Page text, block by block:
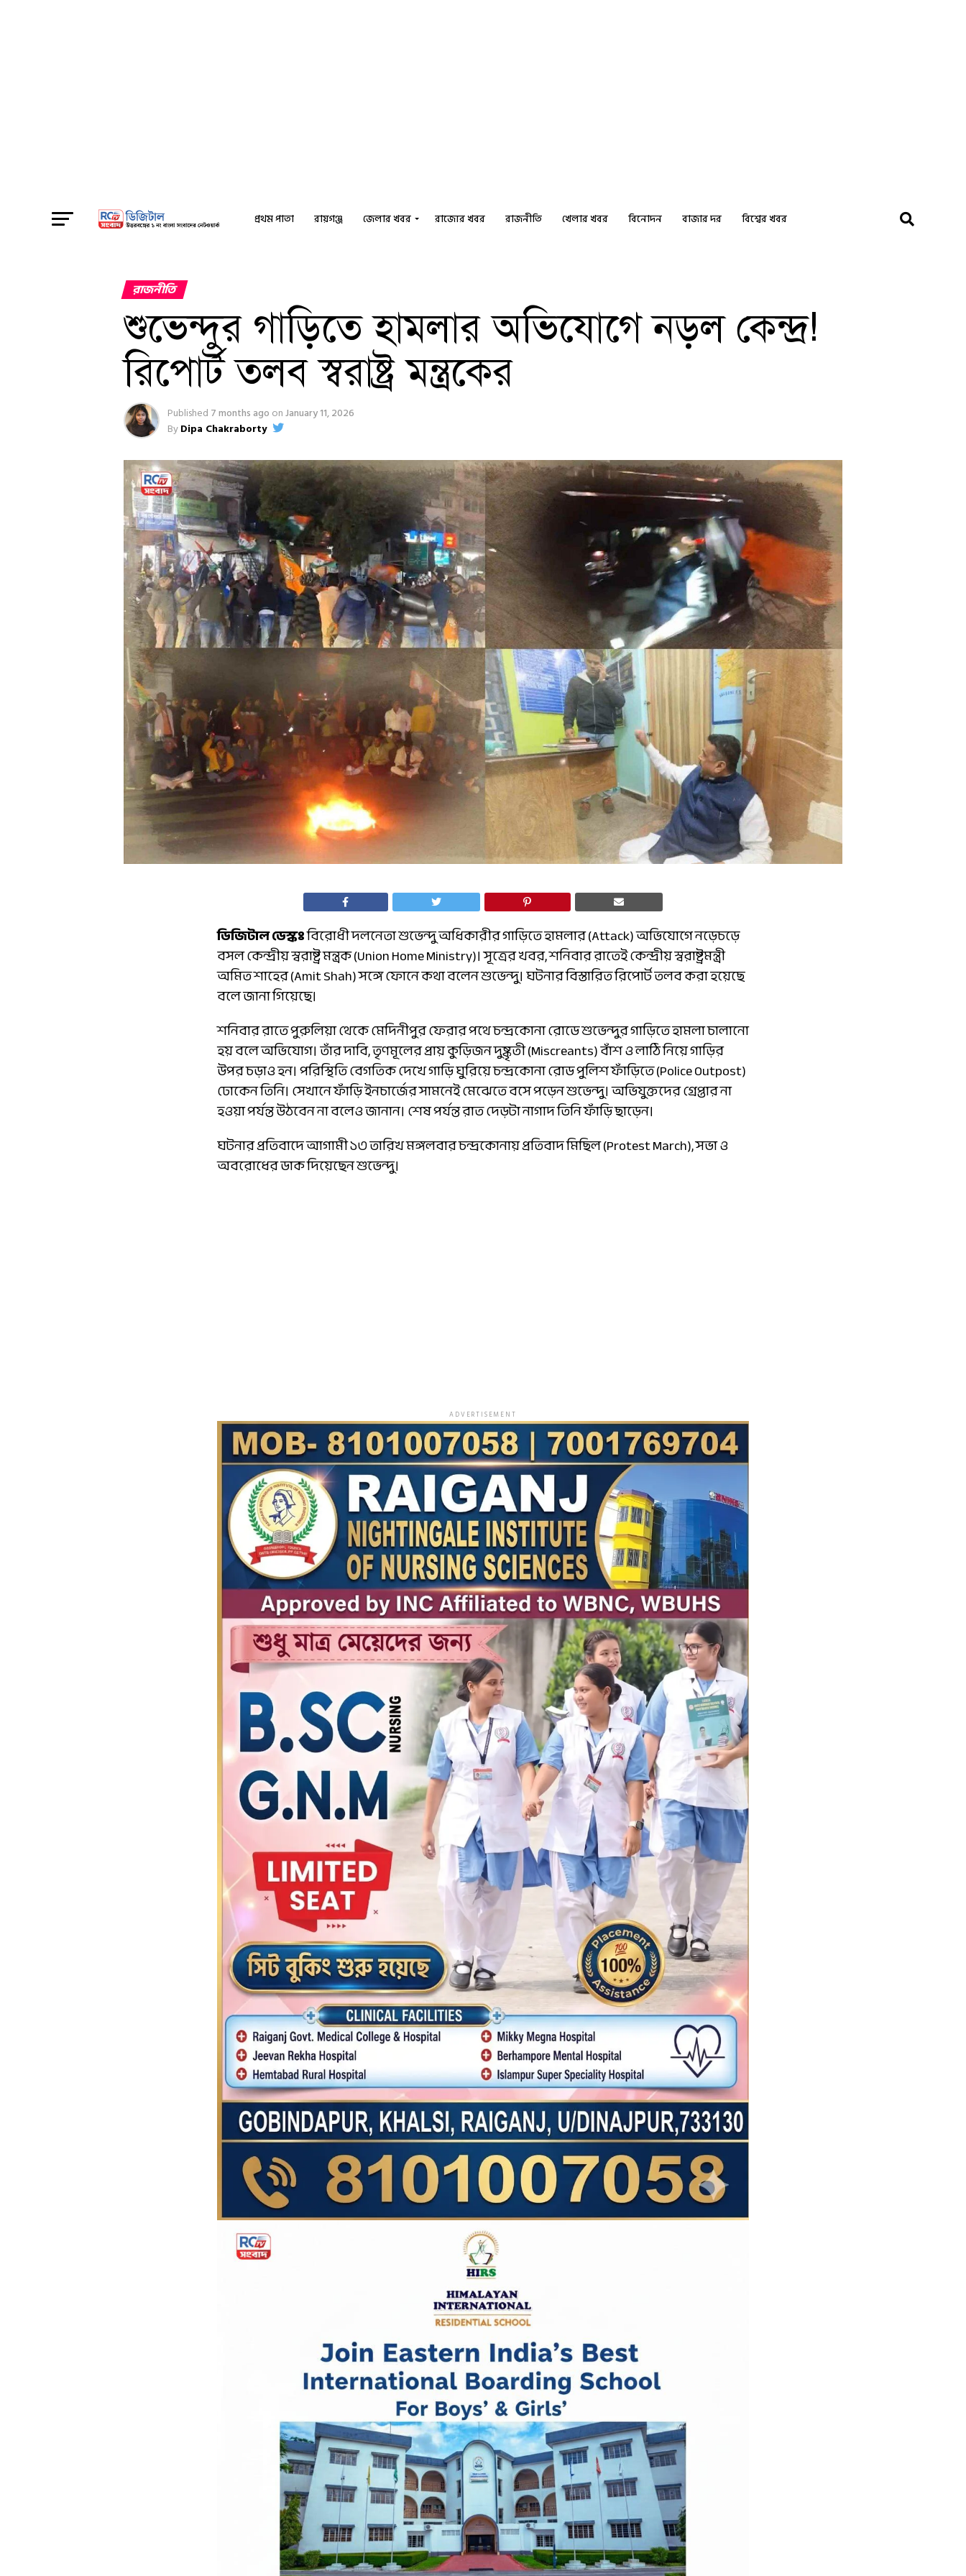
প্রথম পাতা রায়গঞ্জ জেলার খবর রাজ্যের খবর রাজনীতি খেলার খবর বিনোদন বাজার দর বিশ্বের খবর
রাজনীতি
শুভেন্দুর গাড়িতে হামলার অভিযোগে নড়ল কেন্দ্র!
রিপোর্ট তলব স্বরাষ্ট্র মন্ত্রকের
Published 7 months ago onJanuary 11, 2026
ByDipa Chakraborty
ডিজিটাল ডেস্কঃবিরোধী দলনেতা শুভেন্দু অধিকারীর গাড়িতে হামলার (Attack) অভিযোগে নড়েচড়ে
বসল কেন্দ্রীয় স্বরাষ্ট্র মন্ত্রক (Union Home Ministry)। সূত্রের খবর, শনিবার রাতেই কেন্দ্রীয় স্বরাষ্ট্রমন্ত্রী
অমিত শাহের (Amit Shah) সঙ্গে ফোনে কথা বলেন শুভেন্দু। ঘটনার বিস্তারিত রিপোর্ট তলব করা হয়েছে
বলে জানা গিয়েছে।
শনিবার রাতে পুরুলিয়া থেকে মেদিনীপুর ফেরার পথে চন্দ্রকোনা রোডে শুভেন্দুর গাড়িতে হামলা চালানো
হয় বলে অভিযোগ। তাঁর দাবি, তৃণমূলের প্রায় কুড়িজন দুষ্কৃতী (Miscreants) বাঁশ ও লাঠি নিয়ে গাড়ির
উপর চড়াও হন। পরিস্থিতি বেগতিক দেখে গাড়ি ঘুরিয়ে চন্দ্রকোনা রোড পুলিশ ফাঁড়িতে (Police Outpost)
ঢোকেন তিনি। সেখানে ফাঁড়ি ইনচার্জের সামনেই মেঝেতে বসে পড়েন শুভেন্দু। অভিযুক্তদের গ্রেপ্তার না
হওয়া পর্যন্ত উঠবেন না বলেও জানান। শেষ পর্যন্ত রাত দেড়টা নাগাদ তিনি ফাঁড়ি ছাড়েন।
ঘটনার প্রতিবাদে আগামী ১৩ তারিখ মঙ্গলবার চন্দ্রকোনায় প্রতিবাদ মিছিল (Protest March), সভা ও
অবরোধের ডাক দিয়েছেন শুভেন্দু।
ADVERTISEMENT